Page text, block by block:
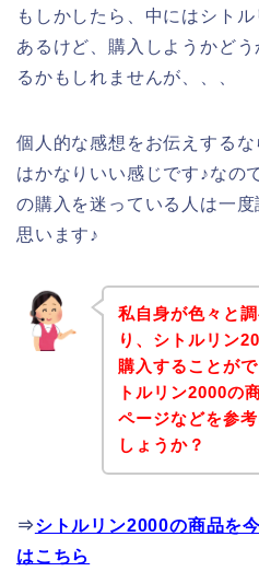
もしかしたら、中にはシト
あるけど、購入しようかど
るかもしれませんが、、、
個人的な感想をお伝えする
はかなりいい感じです♪なの
の購入を迷っている人は一
思います♪
私自身が色々と
り、シトルリン
購入することが
トルリン2000の
ページなどを参
しょうか？
⇒シトルリン2000の商品を
はこちら